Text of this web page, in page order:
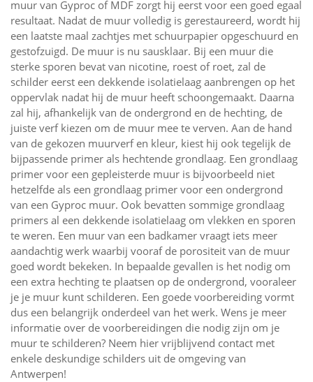
muur van Gyproc of MDF zorgt hij eerst voor een goed egaal
resultaat. Nadat de muur volledig is gerestaureerd, wordt hij
een laatste maal zachtjes met schuurpapier opgeschuurd en
gestofzuigd. De muur is nu sausklaar. Bij een muur die
sterke sporen bevat van nicotine, roest of roet, zal de
schilder eerst een dekkende isolatielaag aanbrengen op het
oppervlak nadat hij de muur heeft schoongemaakt. Daarna
zal hij, afhankelijk van de ondergrond en de hechting, de
juiste verf kiezen om de muur mee te verven. Aan de hand
van de gekozen muurverf en kleur, kiest hij ook tegelijk de
bijpassende primer als hechtende grondlaag. Een grondlaag
primer voor een gepleisterde muur is bijvoorbeeld niet
hetzelfde als een grondlaag primer voor een ondergrond
van een Gyproc muur. Ook bevatten sommige grondlaag
primers al een dekkende isolatielaag om vlekken en sporen
te weren. Een muur van een badkamer vraagt iets meer
aandachtig werk waarbij vooraf de porositeit van de muur
goed wordt bekeken. In bepaalde gevallen is het nodig om
een extra hechting te plaatsen op de ondergrond, vooraleer
je je muur kunt schilderen. Een goede voorbereiding vormt
dus een belangrijk onderdeel van het werk. Wens je meer
informatie over de voorbereidingen die nodig zijn om je
muur te schilderen? Neem hier vrijblijvend contact met
enkele deskundige schilders uit de omgeving van
Antwerpen!